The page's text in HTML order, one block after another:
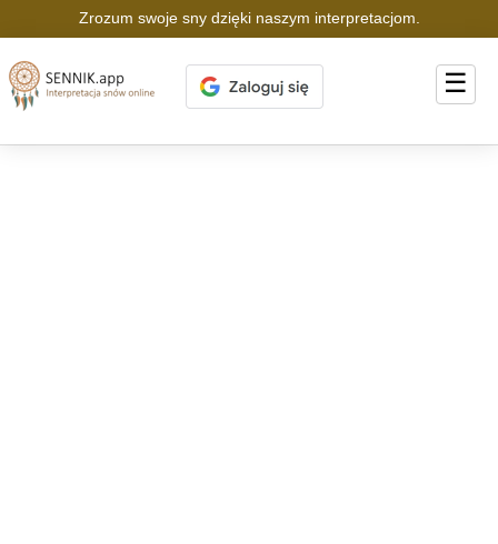
Zrozum swoje sny dzięki naszym interpretacjom.
☰